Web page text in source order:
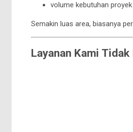
volume kebutuhan proyek
Semakin luas area, biasanya
Layanan Kami